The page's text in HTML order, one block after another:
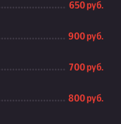
650 руб.
900 руб.
700 руб.
800 руб.